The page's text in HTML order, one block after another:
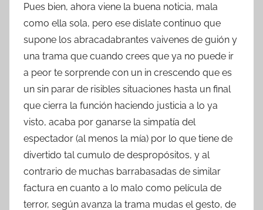
Pues bien, ahora viene la buena noticia, mala
como ella sola, pero ese dislate continuo que
supone los abracadabrantes vaivenes de guión y
una trama que cuando crees que ya no puede ir
a peor te sorprende con un in crescendo que es
un sin parar de risibles situaciones hasta un final
que cierra la función haciendo justicia a lo ya
visto, acaba por ganarse la simpatía del
espectador (al menos la mía) por lo que tiene de
divertido tal cumulo de despropósitos, y al
contrario de muchas barrabasadas de similar
factura en cuanto a lo malo como película de
terror, según avanza la trama mudas el gesto, de